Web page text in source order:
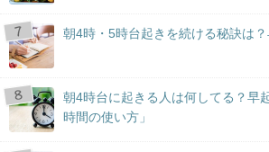
朝4時・5時台起きを続ける秘訣は
朝4時台に起きる人は何してる？早
時間の使い方」